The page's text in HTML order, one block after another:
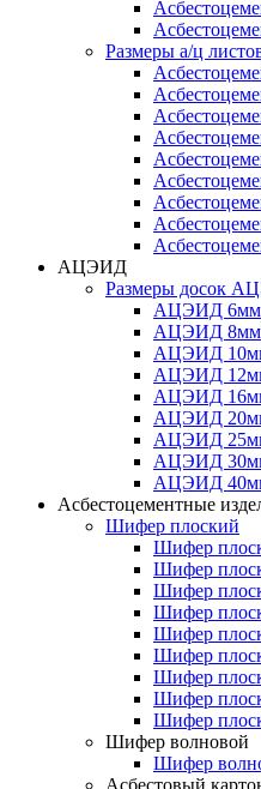
Размеры а/ц
АЦЭИД
Размеры досок
АЦЭИД 6мм
АЦЭИД 8мм
АЦЭИД
АЦЭИД
АЦЭИД
АЦЭИД
АЦЭИД
АЦЭИД
АЦЭИД
Асбестоцементные
Шифер плоский
Шифер
Шифер
Шифер
Шифер
Шифер
Шифер
Шифер
Шифер
Шифер
Шифер волновой
Шифер
Асбестовый